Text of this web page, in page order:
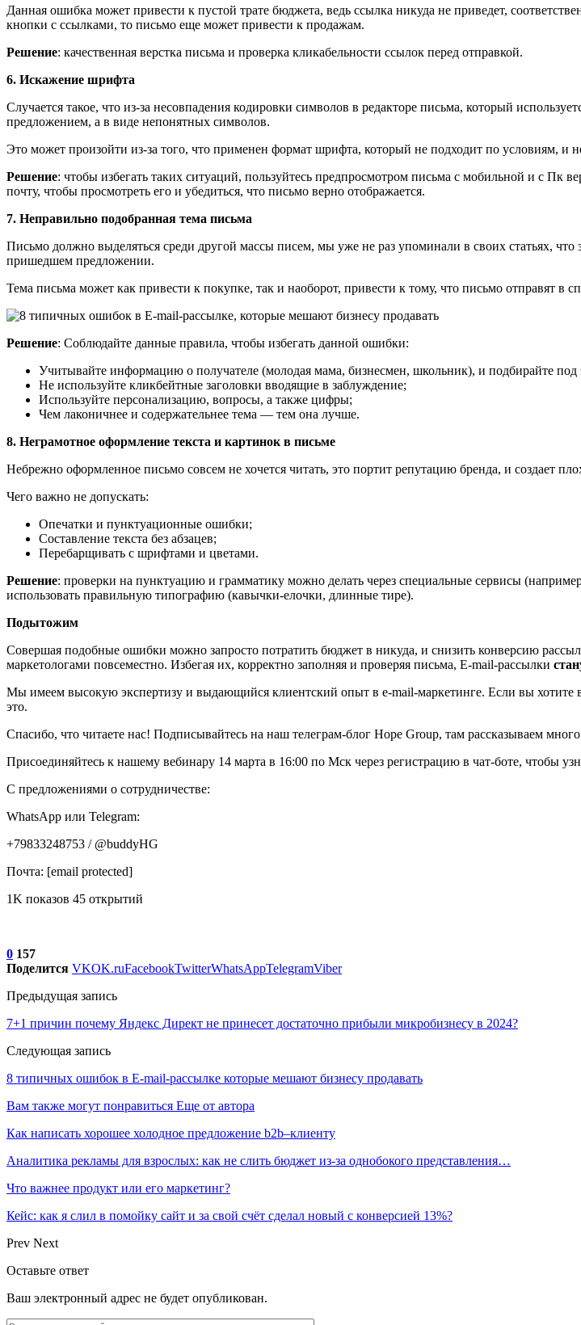
Данная ошибка может привести к пустой трате бюджета, ведь ссылка никуда не приведет,
кнопки с ссылками, то письмо еще может привести к продажам.
Решение: качественная верстка письма и проверка кликабельности ссылок перед отправкой.
6. Искажение шрифта
Случается такое, что из-за несовпадения кодировки символов в редакторе письма, который
предложением, а в виде непонятных символов.
Это может произойти из-за того, что применен формат шрифта, который не подходит по условиям, и
Решение: чтобы избегать таких ситуаций, пользуйтесь предпросмотром письма с мобильной и с Пк
почту, чтобы просмотреть его и убедиться, что письмо верно отображается.
7. Неправильно подобранная тема письма
Письмо должно выделяться среди другой массы писем, мы уже не раз упоминали в своих статьях,
пришедшем предложении.
Тема письма может как привести к покупке, так и наоборот, привести к тому, что письмо отправят в
Решение: Соблюдайте данные правила, чтобы избегать данной ошибки:
Учитывайте информацию о получателе (молодая мама, бизнесмен, школьник), и подбирайте
Не используйте кликбейтные заголовки вводящие в заблуждение;
Используйте персонализацию, вопросы, а также цифры;
Чем лаконичнее и содержательнее тема — тем она лучше.
8. Неграмотное оформление текста и картинок в письме
Небрежно оформленное письмо совсем не хочется читать, это портит репутацию бренда, и создает
Чего важно не допускать:
Опечатки и пунктуационные ошибки;
Составление текста без абзацев;
Перебарщивать с шрифтами и цветами.
Решение: проверки на пунктуацию и грамматику можно делать через специальные сервисы
использовать правильную типографию (кавычки-елочки, длинные тире).
Подытожим
Совершая подобные ошибки можно запросто потратить бюджет в никуда, и снизить конверсию
маркетологами повсеместно. Избегая их, корректно заполняя и проверяя письма, E-mail-рассылки
Мы имеем высокую экспертизу и выдающийся клиентский опыт в e-mail-маркетинге. Если вы
это.
Спасибо, что читаете нас! Подписывайтесь на наш телеграм-блог Hope Group, там рассказываем
Присоединяйтесь к нашему вебинару 14 марта в 16:00 по Мск через регистрацию в чат-боте, чтобы
С предложениями о сотрудничестве:
WhatsApp или Telegram:
+79833248753 / @buddyHG
Почта: [email protected]
1K показов 45 открытий
0 157
Поделится VKOK.ruFacebookTwitterWhatsAppTelegramViber
Предыдущая запись
7+1 причин почему Яндекс Директ не принесет достаточно прибыли микробизнесу в 2024?
Следующая запись
8 типичных ошибок в E-mail-рассылке которые мешают бизнесу продавать
Вам также могут понравиться Еще от автора
Как написать хорошее холодное предложение b2b–клиенту
Аналитика рекламы для взрослых: как не слить бюджет из-за однобокого представления…
Что важнее продукт или его маркетинг?
Кейс: как я слил в помойку сайт и за свой счёт сделал новый с конверсией 13%?
Prev Next
Оставьте ответ
Ваш электронный адрес не будет опубликован.